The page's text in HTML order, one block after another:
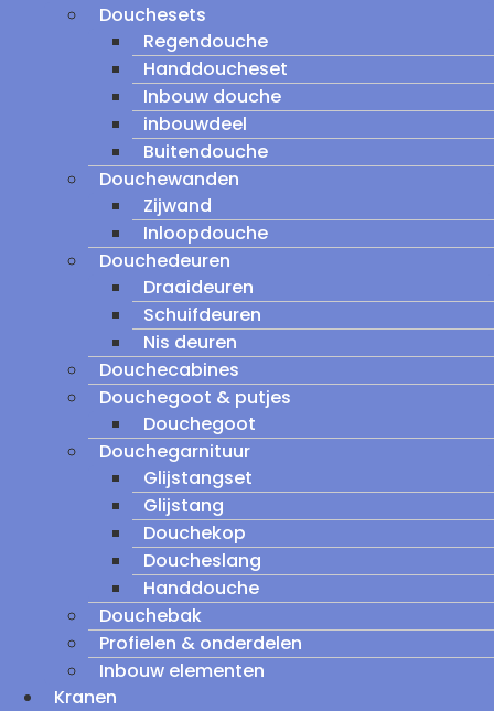
Douchesets
Regendouche
Handdoucheset
Inbouw douche
inbouwdeel
Buitendouche
Douchewanden
Zijwand
Inloopdouche
Douchedeuren
Draaideuren
Schuifdeuren
Nis deuren
Douchecabines
Douchegoot & putjes
Douchegoot
Douchegarnituur
Glijstangset
Glijstang
Douchekop
Doucheslang
Handdouche
Douchebak
Profielen & onderdelen
Inbouw elementen
Kranen